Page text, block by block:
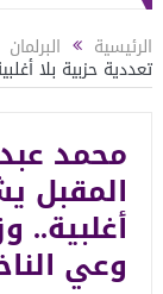
الرئيسية البرلمان
تعددية حزبية بلا
محمد
المقبل
أغلبية..
وعي